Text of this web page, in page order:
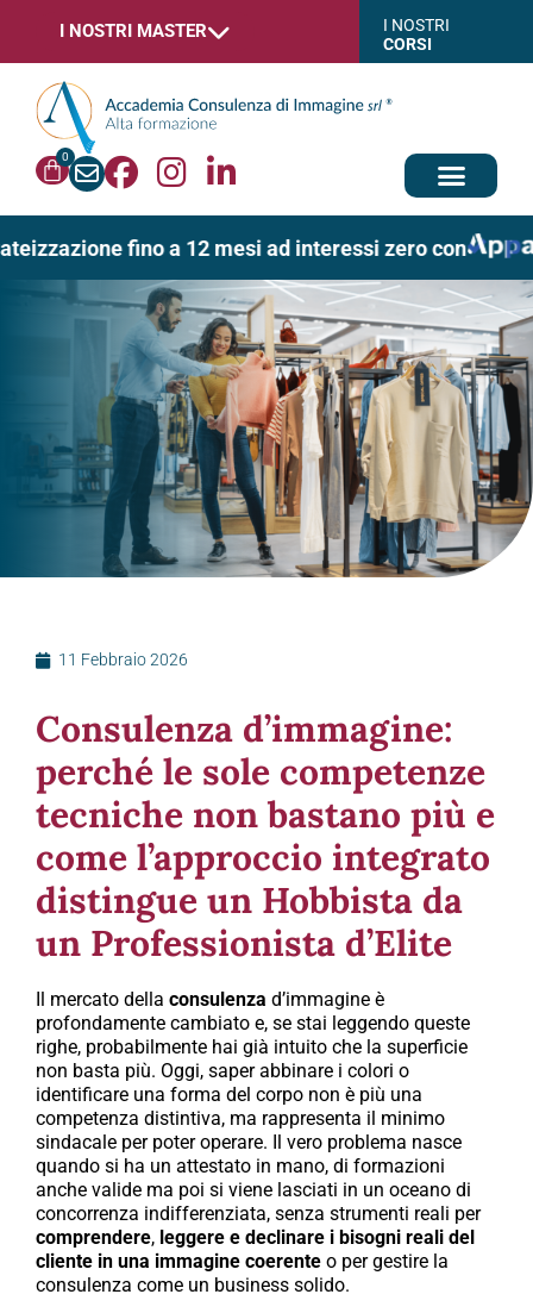
I NOSTRI MASTER
I NOSTRI
CORSI
0
fino a 12 mesi ad interessi zero con
11 Febbraio 2026
Consulenza d’immagine:
perché le sole competenze
tecniche non bastano più e
come l’approccio integrato
distingue un Hobbista da
un Professionista d’Elite
Il mercato della consulenza d’immagine è
profondamente cambiato e, se stai leggendo queste
righe, probabilmente hai già intuito che la superficie
non basta più. Oggi, saper abbinare i colori o
identificare una forma del corpo non è più una
competenza distintiva, ma rappresenta il minimo
sindacale per poter operare. Il vero problema nasce
quando si ha un attestato in mano, di formazioni
anche valide ma poi si viene lasciati in un oceano di
concorrenza indifferenziata, senza strumenti reali per
comprendere, leggere e declinare i bisogni reali del
cliente in una immagine coerente o per gestire la
consulenza come un business solido.